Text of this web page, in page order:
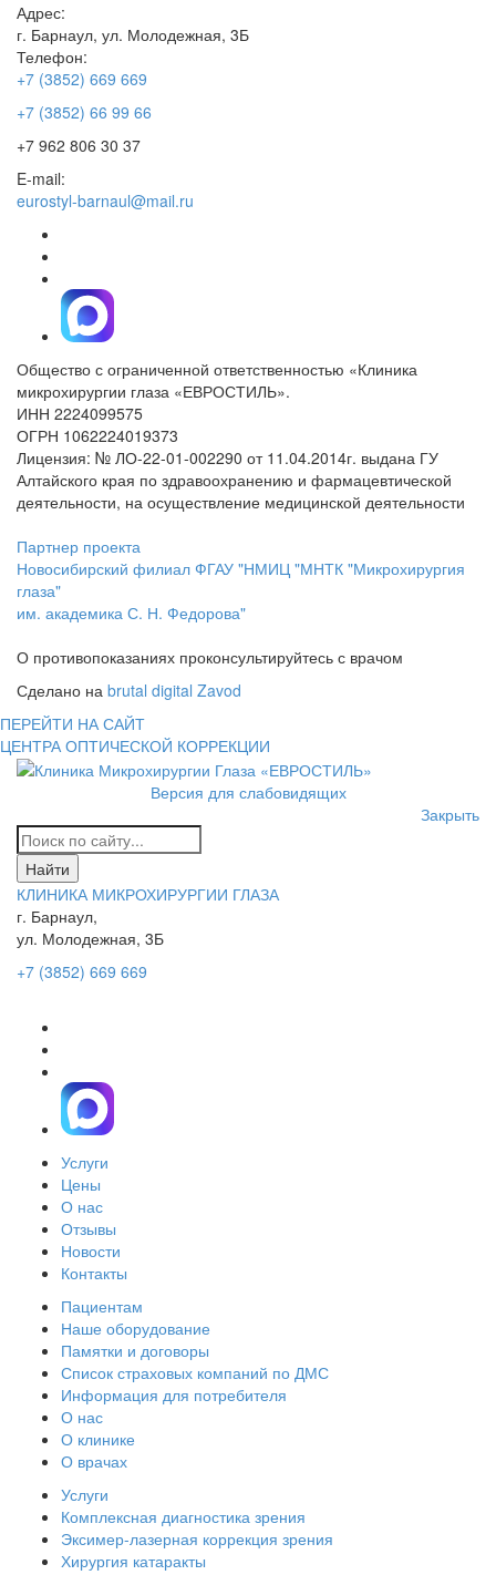
Адрес:
г. Барнаул, ул. Молодежная, 3Б
Телефон:
+7 (3852) 669 669
+7 (3852) 66 99 66
+7 962 806 30 37
E-mail:
eurostyl-barnaul@mail.ru
Общество с ограниченной ответственностью «Клиника
микрохирургии глаза «ЕВРОСТИЛЬ».
ИНН 2224099575
ОГРН 1062224019373
Лицензия: № ЛО-22-01-002290 от 11.04.2014г. выдана ГУ
Алтайского края по здравоохранению и фармацевтической
деятельности, на осуществление медицинской деятельности
Партнер проекта
Новосибирский филиал ФГАУ "НМИЦ "МНТК "Микрохирургия
глаза"
им. академика С. Н. Федорова"
О противопоказаниях проконсультируйтесь с врачом
Сделано на brutal digital Zavod
ПЕРЕЙТИ НА САЙТ
ЦЕНТРА ОПТИЧЕСКОЙ КОРРЕКЦИИ
Версия для слабовидящих
Закрыть
КЛИНИКА МИКРОХИРУРГИИ ГЛАЗА
г. Барнаул,
ул. Молодежная, 3Б
+7 (3852) 669 669
Услуги
Цены
О нас
Отзывы
Новости
Контакты
Пациентам
Наше оборудование
Памятки и договоры
Список страховых компаний по ДМС
Информация для потребителя
О нас
О клинике
О врачах
Услуги
Комплексная диагностика зрения
Эксимер-лазерная коррекция зрения
Хирургия катаракты